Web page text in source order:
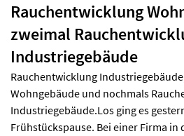
Rauchentwicklung
zweimal
Industriegebäude
Rauchentwicklung
Wohngebäude und nochmals
Industriegebäude.Los ging es
Frühstückspause. Bei einer Firma in